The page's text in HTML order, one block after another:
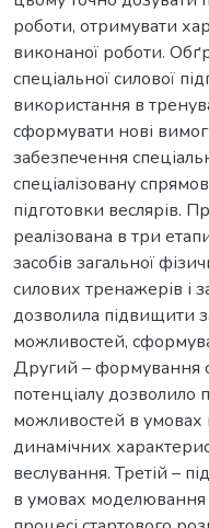
роботи, отримувати
виконаної роботи.
спеціальної силової
використання в
сформувати нові
забезпечення
спеціалізовану
підготовки веслярів.
реалізована в три
засобів загальної
силових тренажерів і
дозволила підвищити
можливостей,
Другий – формування
потенціалу дозволило
можливостей в умовах
динамічних
веслування. Третій –
в умовах моделювання